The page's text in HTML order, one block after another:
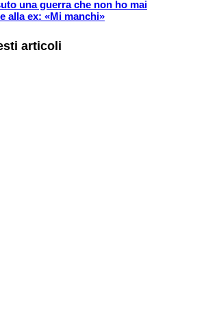
una guerra che non ho mai
alla ex: «Mi manchi»
articoli